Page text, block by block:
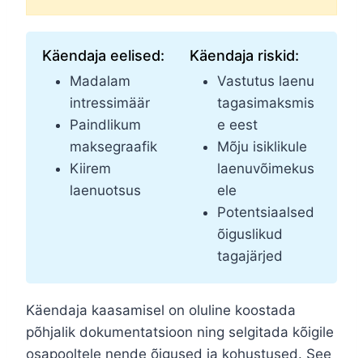
Käendaja eelised:
Madalam
intressimäär
Paindlikum
maksegraafik
Kiirem
laenuotsus
Käendaja riskid:
Vastutus laenu
tagasimaksmis
e eest
Mõju isiklikule
laenuvõimekus
ele
Potentsiaalsed
õiguslikud
tagajärjed
Käendaja kaasamisel on oluline koostada
põhjalik dokumentatsioon ning selgitada kõigile
osapooltele nende õigused ja kohustused. See